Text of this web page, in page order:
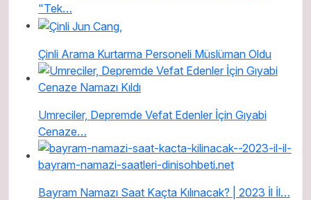
"Tek…
Çinli Arama Kurtarma Personeli Müslüman Oldu
Umreciler, Depremde Vefat Edenler İçin Gıyabi
Cenaze…
Bayram Namazı Saat Kaçta Kılınacak? | 2023 İl İl…